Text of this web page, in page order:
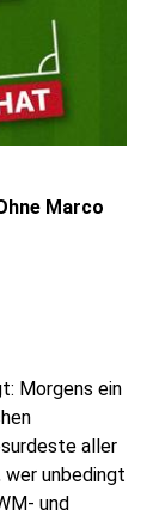
Marco
Morgens ein
aller
unbedingt
und